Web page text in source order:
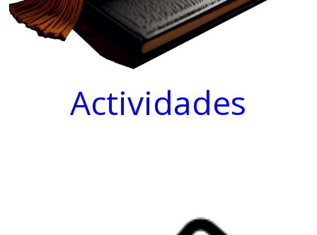
Actividades